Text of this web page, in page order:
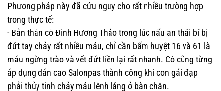
Phương pháp này đã cứu nguy cho rất nhiều trường hợp
trong thực tế:
- Bản thân cô Đinh Hương Thảo trong lúc nấu ăn thái bí bị
đứt tay chảy rất nhiều máu, chỉ cần bấm huyệt 16 và 61 là
máu ngừng trào và vết đứt liền lại rất nhanh. Cô cũng từng
áp dụng dán cao Salonpas thành công khi con gái đạp
phải thủy tinh chảy máu lênh láng ở bàn chân.